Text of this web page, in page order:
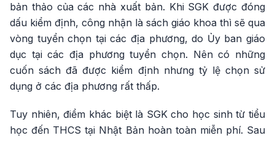
bản thảo của các nhà xuất bản. Khi SGK được đóng
dấu kiểm định, công nhận là sách giáo khoa thì sẽ qua
vòng tuyển chọn tại các địa phương, do Ủy ban giáo
dục tại các địa phương tuyển chọn. Nên có những
cuốn sách đã được kiểm định nhưng tỷ lệ chọn sử
dụng ở các địa phương rất thấp.
Tuy nhiên, điểm khác biệt là SGK cho học sinh từ tiểu
học đến THCS tại Nhật Bản hoàn toàn miễn phí. Sau